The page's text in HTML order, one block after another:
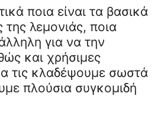
ποια είναι τα βασικά
της λεμονιάς, ποια
για να την
και χρήσιμες
τις κλαδέψουμε σωστά
πλούσια συγκομιδή